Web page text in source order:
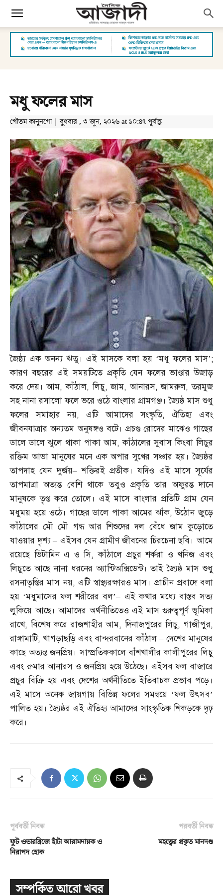
মধু ফলের মাস
গৌতম কানুনগো | বুধবার , ৩ জুন, ২০২৬ at ১০:৪৭ পূর্বাহ্ণ
জৈষ্ঠ্য এক অনন্য ঋতু। এই মাসকে বলা হয় ‘মধু ফলের মাস’;
কারণ বছরের এই সময়টিতে প্রকৃতি যেন ফলের ভাণ্ডার উজাড়
করে দেয়। আম,কাঁঠাল,লিচু,জাম,আনারস,জামরুল,তরমুজ
সহ নানা রসালো ফলে ভরে ওঠে বাংলার গ্রামগঞ্জ। জ্যৈষ্ঠ মাস শুধু
ফলের সমাহার নয়,এটি আমাদের সংস্কৃতি, ঐতিহ্য এবং
জীবনযাত্রার অন্যতম অনুষঙ্গও বটে। প্রচণ্ড রোদের মাঝেও গাছের
ডালে ডালে ঝুলে থাকা পাকা আম,কাঁঠালের সুবাস কিংবা লিচুর
রক্তিম আভা মানুষের মনে এক অপার সুখের সঞ্চার হয়। জ্যৈষ্ঠর
তাপদাহ যেন দুর্জয়–শক্তিরই প্রতীক। যদিও এই মাসে সূর্যের
তাপমাত্রা অত্যন্ত বেশি থাকে তবুও প্রকৃতি তার অফুরন্ত দানে
মানুষকে তৃপ্ত করে তোলে। এই মাসে বাংলার প্রতিটি গ্রাম যেন
মধুময় হয়ে ওঠে। গাছের ডালে পাকা আমের ঝাঁক,উঠোন জুড়ে
কাঁঠালের মৌ মৌ গন্ধ আর শিশুদের দল বেঁধে জাম কুড়োতে
যাওয়ার দৃশ্য– এইসব যেন গ্রামীণ জীবনের চিরচেনা ছবি। আমে
রয়েছে ভিটামিন এ ও সি,কাঁঠালে প্রচুর শর্করা ও খনিজ এবং
লিচুতে আছে নানা ধরনের অ্যান্টিঅক্সিডেন্ট। তাই জ্যৈষ্ঠ মাস শুধু
রসনাতৃপ্তির মাস নয়, এটি স্বাস্থ্যরক্ষারও মাস। প্রাচীন প্রবাদে বলা
হয় ‘মধুমাসের ফল শরীরের বল’– এই কথার মধ্যে বাস্তব সত্য
লুকিয়ে আছে। আমাদের অর্থনীতিতেও এই মাস গুরুত্বপূর্ণ ভূমিকা
রাখে,বিশেষ করে রাজশাহীর আম,দিনাজপুরের লিচু,গাজীপুর,
রাঙ্গামাটি,খাগড়াছড়ি এবং বান্দরবানের কাঁঠাল – দেশের মানুষের
কাছে অত্যন্ত জনপ্রিয়। সাম্প্রতিককালে বাঁশখালীর কালীপুরের লিচু
এবং রুমার আনারস ও জনপ্রিয় হয়ে উঠেছে। এইসব ফল বাজারে
প্রচুর বিক্রি হয় এবং দেশের অর্থনীতিতে ইতিবাচক প্রভাব পড়ে।
এই মাসে অনেক জায়গায় বিভিন্ন ফলের সমন্বয়ে ‘ফল উৎসব’
পালিত হয়। জ্যৈষ্ঠর এই ঐতিহ্য আমাদের সাংস্কৃতিক শিকড়কে দৃঢ়
করে।
পূর্ববর্তী নিবন্ধ
ফুট ওভারব্রিজে হাঁটা আরামদায়ক ও
নিরাপদ হোক
পরবর্তী নিবন্ধ
মহত্ত্বের প্রকৃত মানদণ্ড
সম্পর্কিত আরো খবর